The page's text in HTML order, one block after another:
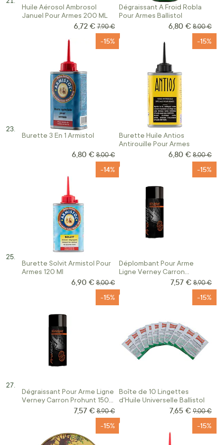
Huile Aérosol Ambrosol
Januel Pour Armes 200 ML
Prix Spécial
6,72 € Prix normal
7,90 €
Dégraissant A Froid Robla
Pour Armes Ballistol
Prix Spécial
6,80 € Prix
8,00 €
Burette 3 En 1 Armistol
-15%
Prix Spécial
6,80 € Prix normal
8,00 €
Burette Huile Antios
Antirouille Pour Armes
-15%
Prix Spécial
6,80 € Prix
8,00 €
Burette Solvit Armistol Pour
Armes 120 Ml
-14%
Prix Spécial
6,90 € Prix normal
8,00 €
Déplombant Pour Arme
Ligne Verney Carron
-15%
Prix Spécial
7,57 € Prix
8,90 €
Dégraissant Pour Arme Ligne
Verney Carron Prohunt 150
-15%
Prix Spécial
7,57 € Prix normal
8,90 €
Boîte de 10 Lingettes
d'Huile Universelle Ballistol
-15%
Prix Spécial
7,65 € Prix
9,00 €
-15% -15%